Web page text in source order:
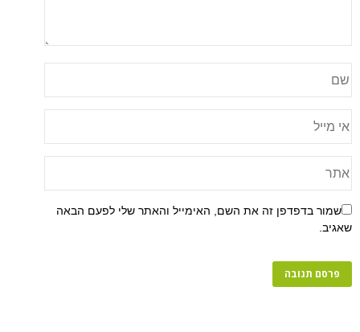
שמור בדפדפן זה את השם, האימייל והאתר שלי לפעם הבאה
שאגיב.